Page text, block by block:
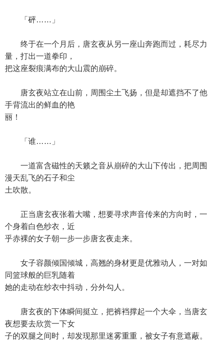
「砰……」
终于在一个月后，唐玄夜从另一座山奔跑而过，耗尽力
量，打出一道拳印，
把这座裂痕满布的大山震的崩碎。
唐玄夜站立在山前，周围尘土飞扬，但是却遮挡不了他
手背流出的鲜血的艳
丽！
「谁……」
一道富含磁性的天籁之音从崩碎的大山下传出，把周围
漫天乱飞的石子和尘
土吹散。
正当唐玄夜张着大嘴，想要寻求声音传来的方向时，一
个身着白色纱衣，近
乎赤裸的女子朝一步一步唐玄夜走来。
女子容颜倾国倾城，高翘的身材更是优雅动人，一对如
同篮球般的巨乳随着
她的走动在纱衣中抖动，分外勾人。
唐玄夜的下体瞬间挺立，把裤裆撑起一个大伞，当唐玄
夜想要去欣赏一下女
子的双腿之间时，却发现那里迷雾重重，被女子有意遮蔽。